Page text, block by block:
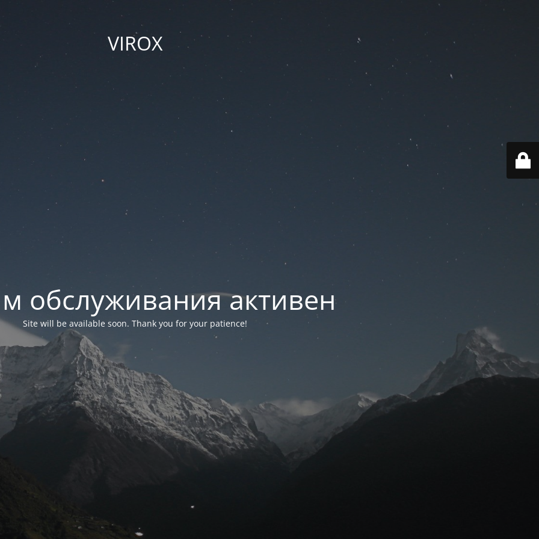
VIROX
обслуживания активен
Site will be available soon. Thank you for your patience!